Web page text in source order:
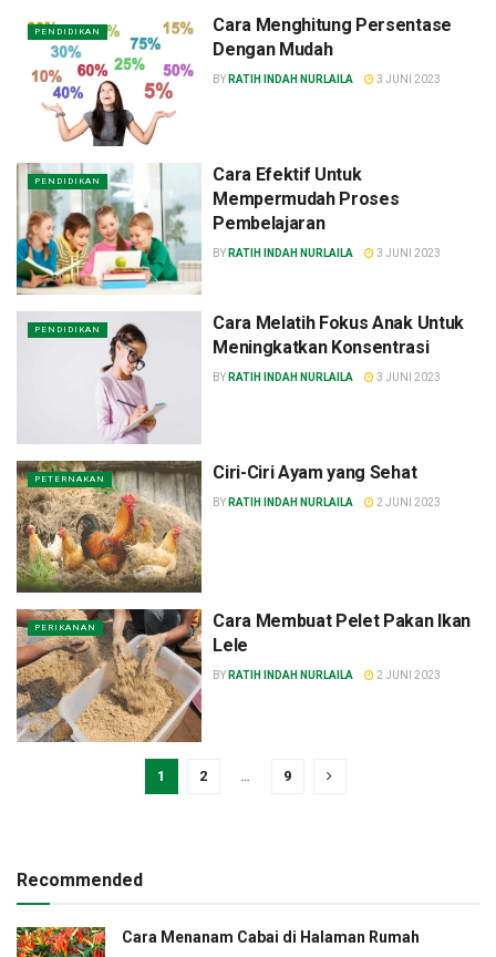
PENDIDIKAN
Cara Menghitung Persentase
Dengan Mudah
BY RATIH INDAH NURLAILA 3 JUNI 2023
PENDIDIKAN
Cara Efektif Untuk
Mempermudah Proses
Pembelajaran
BY RATIH INDAH NURLAILA 3 JUNI 2023
PENDIDIKAN
Cara Melatih Fokus Anak Untuk
Meningkatkan Konsentrasi
BY RATIH INDAH NURLAILA 3 JUNI 2023
PETERNAKAN Ciri-Ciri Ayam yang Sehat
BY RATIH INDAH NURLAILA 2 JUNI 2023
PERIKANAN
Cara Membuat Pelet Pakan Ikan
Lele
BY RATIH INDAH NURLAILA 2 JUNI 2023
1 2 9
Recommended
Cara Menanam Cabai di Halaman Rumah